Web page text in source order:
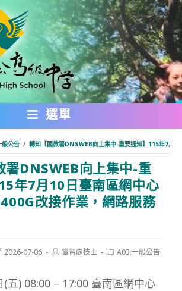
選單
公告 / 轉知【國教署DNSWEB向上集中-重要通知】115年7月
署DNSWEB向上集中-重
年7月10日臺南區網中心
改接作業，網路服務
2026-07-06
Post實習處技士
PostA03.一般公告
(五) 08:00 – 17:00 臺南區網中心